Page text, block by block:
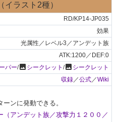
イラスト2種）
RD/KP14-JP035
効果
光属性／レベル3／アンデット族
ATK:1200／DEF:0
パー/photo シークレット /photo シークレット
収録／公式／Wiki
ーンに発動できる。
（アンデット族／攻撃力１２００／